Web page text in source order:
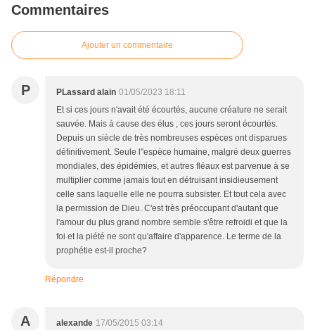
Commentaires
Ajouter un commentaire
P PLassard alain 01/05/2023 18:11
Et si ces jours n'avait été écourtés, aucune créature ne serait
sauvée. Mais à cause des élus , ces jours seront écourtés.
Depuis un siècle de très nombreuses espèces ont disparues
définitivement. Seule l''espèce humaine, malgré deux guerres
mondiales, des épidémies, et autres fléaux est parvenue à se
multiplier comme jamais tout en détruisant insidieusement
celle sans laquelle elle ne pourra subsister. Et tout cela avec
la permission de Dieu. C'est très préoccupant d'autant que
l'amour du plus grand nombre semble s'être refroidi et que la
foi et la piété ne sont qu'affaire d'apparence. Le terme de la
prophétie est-il proche?
Répondre
A alexande 17/05/2015 03:14